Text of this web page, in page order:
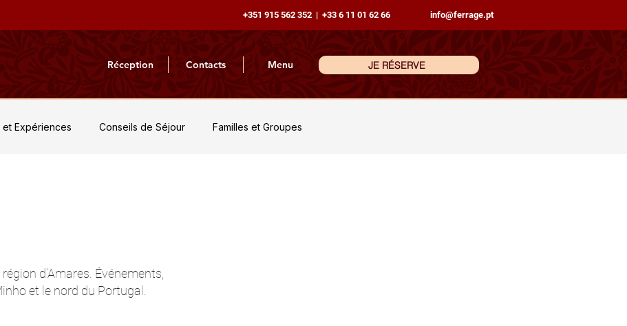
+351 915 562 352 | +33 6 11 01 62 66 info@ferrage.pt
Réception Contacts Menu JE RÉSERVE
et Expériences Conseils de Séjour Familles et Groupes
d’Amares. Événements,
et le nord du Portugal.